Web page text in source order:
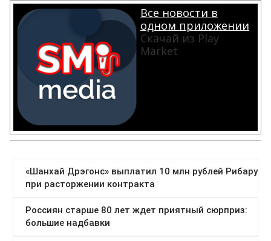
Все новости в
одном приложении
Скачай из Play
Market